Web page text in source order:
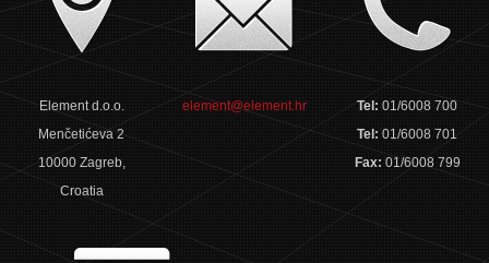
Element d.o.o.
Menčetićeva 2
10000 Zagreb,
Croatia
element@element.hr Tel:01/6008 700
Tel:01/6008 701
Fax: 01/6008 799